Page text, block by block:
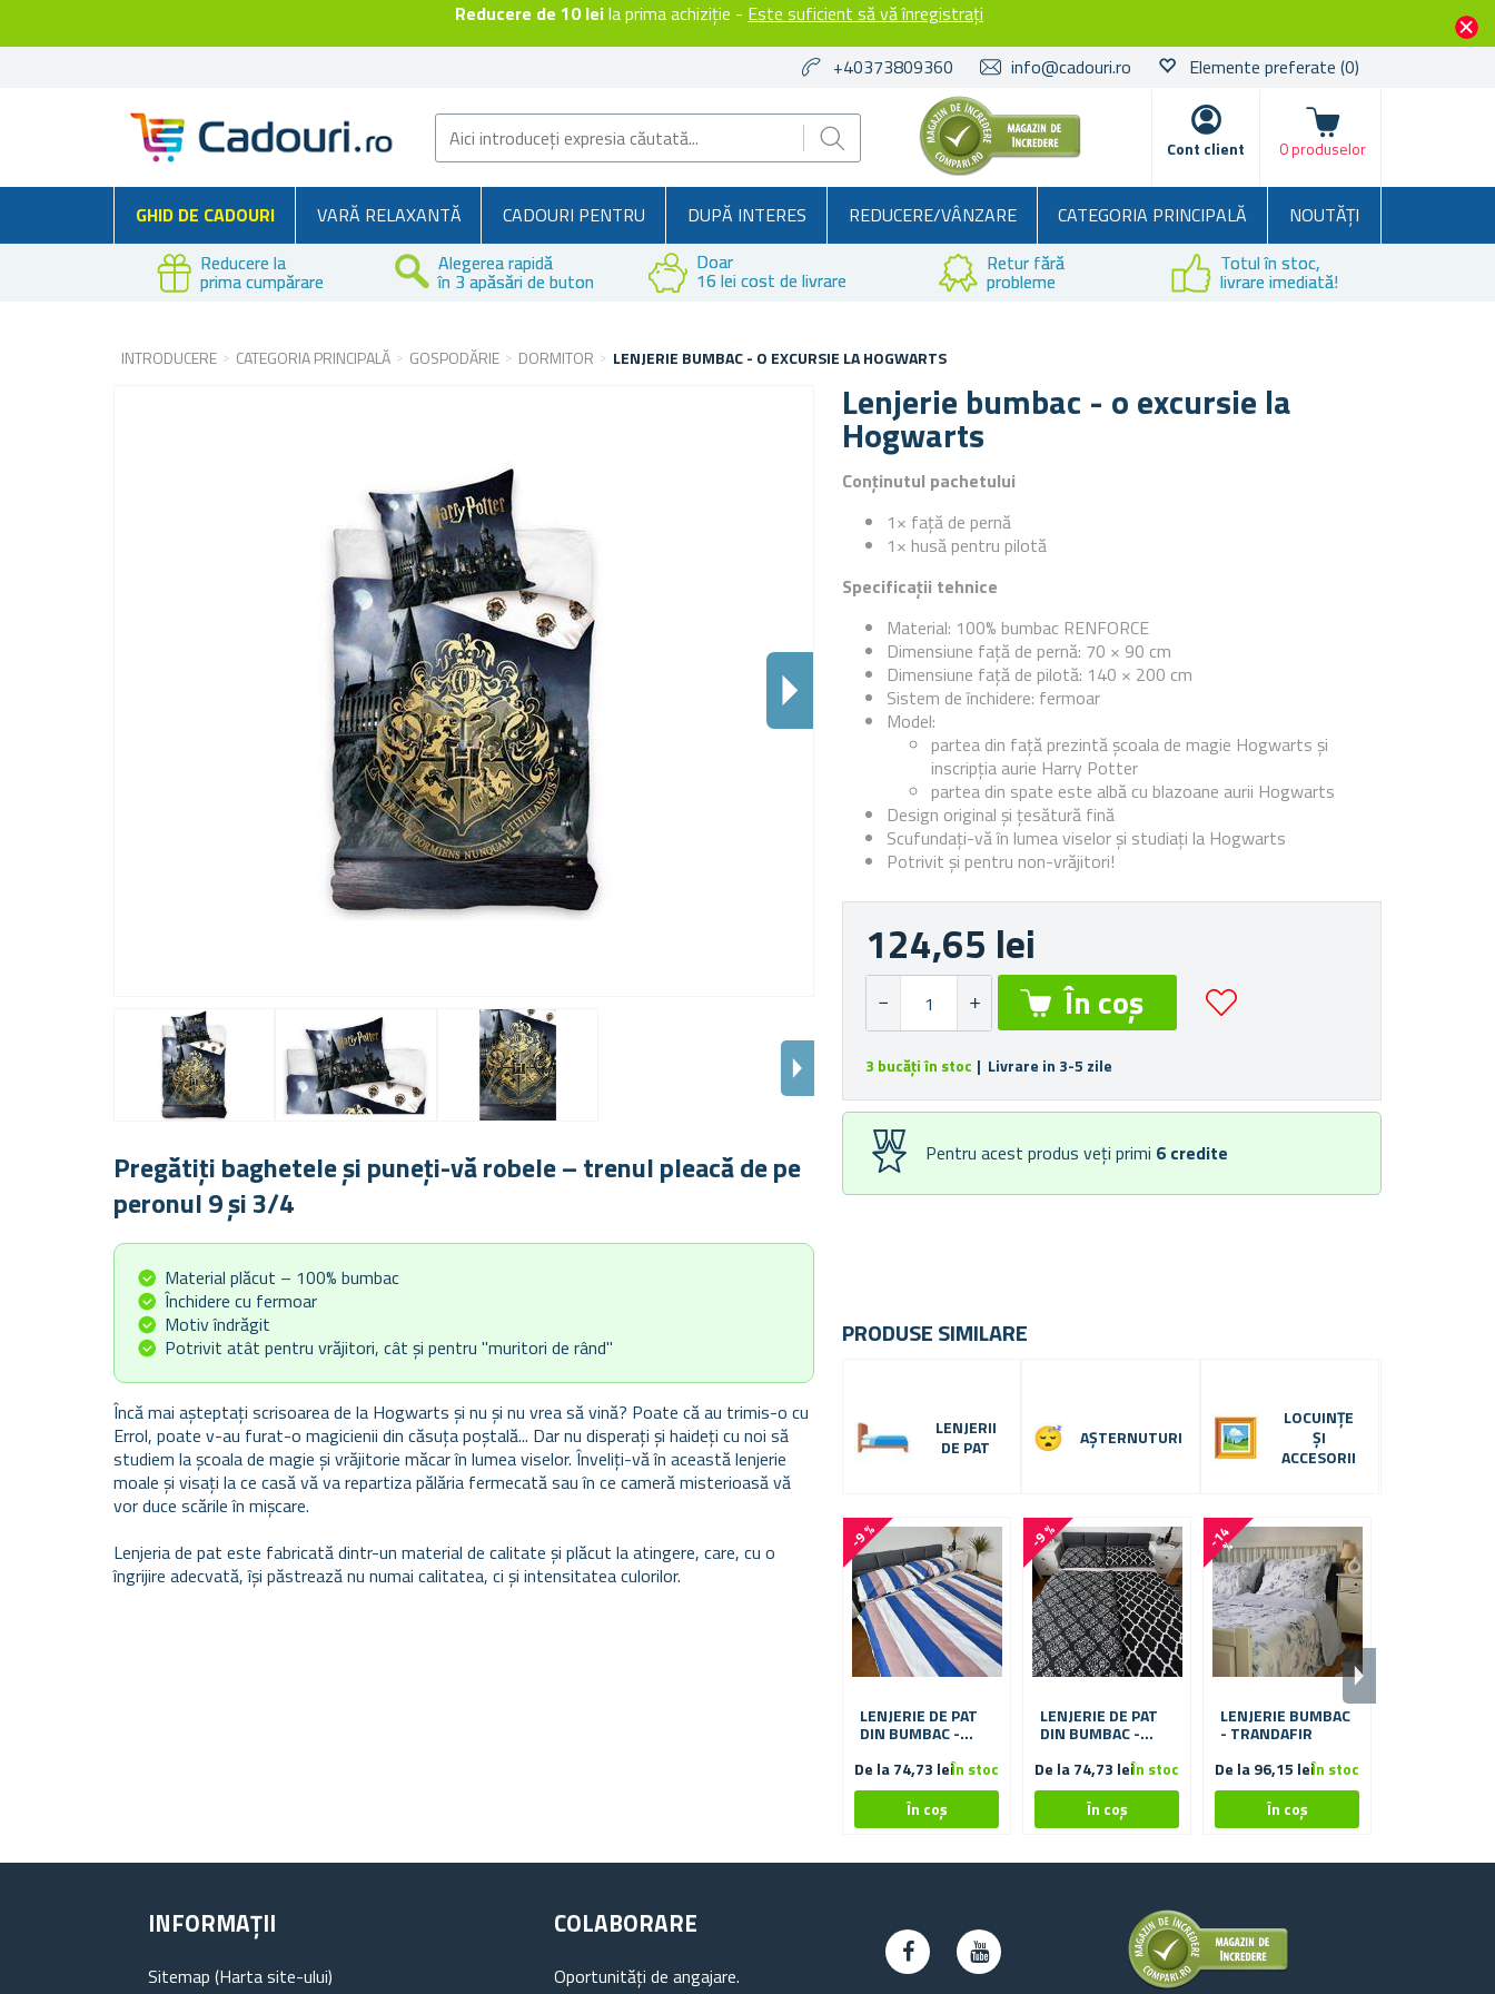
Reducere de 10 leila prima achiziție - Este suficient să vă înregistrați
+40373809360
info@cadouri.ro Elemente preferate (0)
Cont client
Coșul
0 produselor
GHID DE CADOURI VARĂ RELAXANTĂ CADOURI PENTRU DUPĂ INTERES REDUCERE/VÂNZARE CATEGORIA PRINCIPALĂ
NOUTĂȚI
Reducere la
prima cumpărare
Alegerea rapidă
în 3 apăsări de buton
Doar
16 lei cost de livrare
Retur fără
probleme
Totul în stoc,
livrare imediată!
INTRODUCERE CATEGORIA PRINCIPALĂ GOSPODĂRIE DORMITOR LENJERIE BUMBAC - O EXCURSIE LA HOGWARTS
Lenjerie bumbac - o excursie la
Hogwarts
Conținutul pachetului
1× față de pernă
1× husă pentru pilotă
Specificații tehnice
Material: 100% bumbac RENFORCE
Dimensiune față de pernă: 70 × 90 cm
Dimensiune față de pilotă: 140 × 200 cm
Sistem de închidere: fermoar
Model:
partea din față prezintă școala de magie Hogwarts și
inscripția aurie Harry Potter
partea din spate este albă cu blazoane aurii Hogwarts
Design original și țesătură fină
Scufundați-vă în lumea viselor și studiați la Hogwarts
Potrivit și pentru non-vrăjitori!
124,65 lei
3 bucăți în stoc | Livrare in 3-5 zile
Pentru acest produs veți primi 6 credite
Pregătiți baghetele și puneți-vă robele – trenul pleacă de pe
peronul 9 și 3/4
Material plăcut – 100% bumbac
Închidere cu fermoar
Motiv îndrăgit
Potrivit atât pentru vrăjitori, cât și pentru "muritori de rând"
Încă mai așteptați scrisoarea de la Hogwarts și nu și nu vrea să vină? Poate că au trimis-o cu
Errol, poate v-au furat-o magicienii din căsuța poștală... Dar nu disperați și haideți cu noi să
studiem la școala de magie și vrăjitorie măcar în lumea viselor. Înveliți-vă în această lenjerie
moale și visați la ce casă vă va repartiza pălăria fermecată sau în ce cameră misterioasă vă
vor duce scările în mișcare.
Lenjeria de pat este fabricată dintr-un material de calitate și plăcut la atingere, care, cu o
îngrijire adecvată, își păstrează nu numai calitatea, ci și intensitatea culorilor.
PRODUSE SIMILARE
LENJERII
DE PAT
AȘTERNUTURI
LOCUINȚE
ȘI
ACCESORII
-9 %
LENJERIE DE PAT
DIN BUMBAC -
De la 74,73 leiÎn stoc
-9 %
LENJERIE DE PAT
DIN BUMBAC -
De la 74,73 leiÎn stoc
-
1
4
%
LENJERIE BUMBAC
- TRANDAFIR
De la 96,15 leiÎn stoc
INFORMAȚII
Sitemap (Harta site-ului)
COLABORARE
Oportunități de angajare.